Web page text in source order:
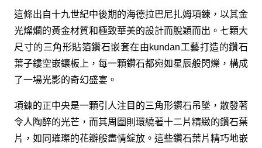
這條出自十九世紀中後期的海德拉巴尼扎姆項鍊，以其金
光燦爛的黃金材質和極致華美的設計而脫穎而出。七顆大
尺寸的三角形貼箔鑽石嵌套在由kundan工藝打造的鑽石
葉子鏤空嵌鑲板上，每一顆鑽石都宛如星辰般閃爍，構成
了一場光影的奇幻盛宴。
項鍊的正中央是一顆引人注目的三角形鑽石吊墜，散發著
令人陶醉的光芒，而其周圍則環繞著十二片精緻的鑽石葉
片，如同璀璨的花瓣般盡情綻放。這些鑽石葉片精巧地嵌